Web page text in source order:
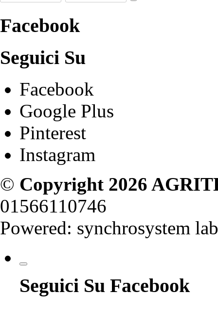
Facebook
Seguici Su
Facebook
Google Plus
Pinterest
Instagram
© Copyright 2026
01566110746
Powered: synchrosystem
Seguici Su Facebook